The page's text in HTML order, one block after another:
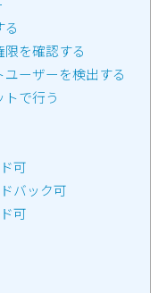
を確認する
ーザーを検出する
で行う
可
バック可
可